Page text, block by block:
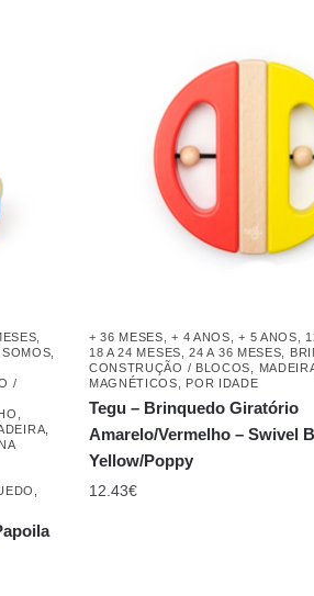
/
NA
+ 36 MESES ,+ 4 ANOS ,+ 5 ANOS
18 A 24 MESES ,24 A 36 MESES
CONSTRUÇÃO / BLOCOS
MAGNÉTICOS
POR IDADE
Tegu – Brinquedo Giratório
Amarelo/Vermelho – Swivel
Yellow/Poppy
12.43€